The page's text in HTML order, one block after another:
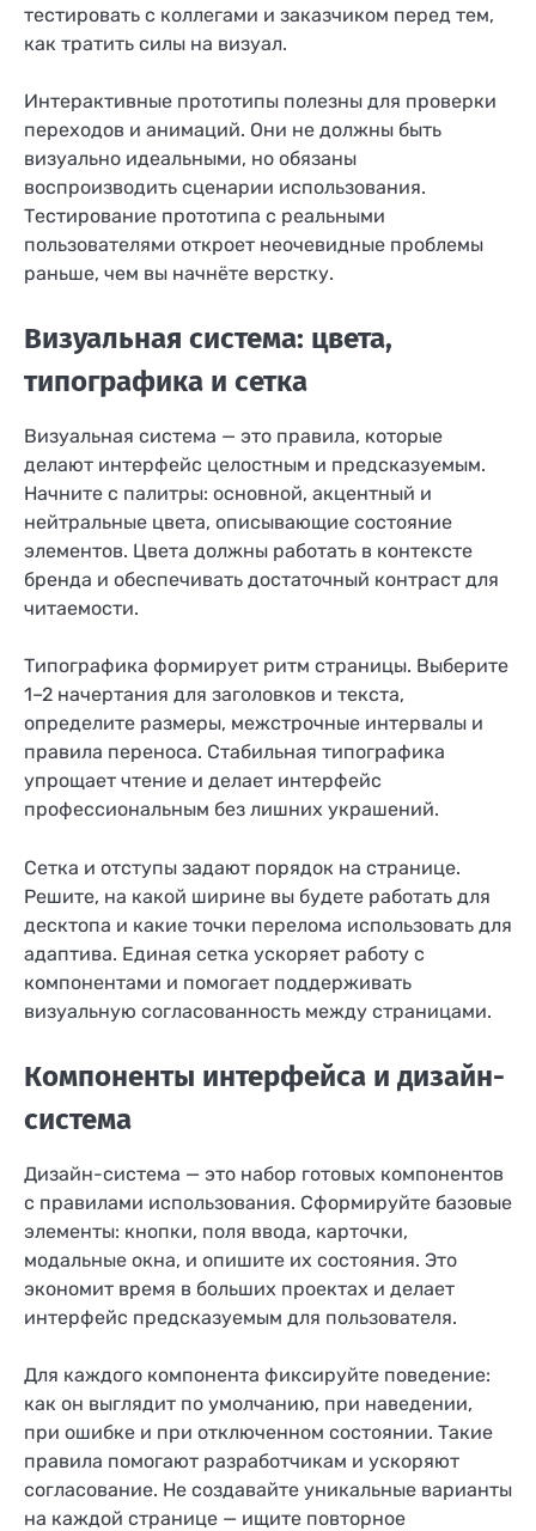
тестировать с коллегами и заказчиком перед тем,
как тратить силы на визуал.
Интерактивные прототипы полезны для проверки
переходов и анимаций. Они не должны быть
визуально идеальными, но обязаны
воспроизводить сценарии использования.
Тестирование прототипа с реальными
пользователями откроет неочевидные проблемы
раньше, чем вы начнёте верстку.
Визуальная система: цвета,
типографика и сетка
Визуальная система — это правила, которые
делают интерфейс целостным и предсказуемым.
Начните с палитры: основной, акцентный и
нейтральные цвета, описывающие состояние
элементов. Цвета должны работать в контексте
бренда и обеспечивать достаточный контраст для
читаемости.
Типографика формирует ритм страницы. Выберите
1–2 начертания для заголовков и текста,
определите размеры, межстрочные интервалы и
правила переноса. Стабильная типографика
упрощает чтение и делает интерфейс
профессиональным без лишних украшений.
Сетка и отступы задают порядок на странице.
Решите, на какой ширине вы будете работать для
десктопа и какие точки перелома использовать для
адаптива. Единая сетка ускоряет работу с
компонентами и помогает поддерживать
визуальную согласованность между страницами.
Компоненты интерфейса и дизайн-
система
Дизайн-система — это набор готовых компонентов
с правилами использования. Сформируйте базовые
элементы: кнопки, поля ввода, карточки,
модальные окна, и опишите их состояния. Это
экономит время в больших проектах и делает
интерфейс предсказуемым для пользователя.
Для каждого компонента фиксируйте поведение:
как он выглядит по умолчанию, при наведении,
при ошибке и при отключенном состоянии. Такие
правила помогают разработчикам и ускоряют
согласование. Не создавайте уникальные варианты
на каждой странице — ищите повторное